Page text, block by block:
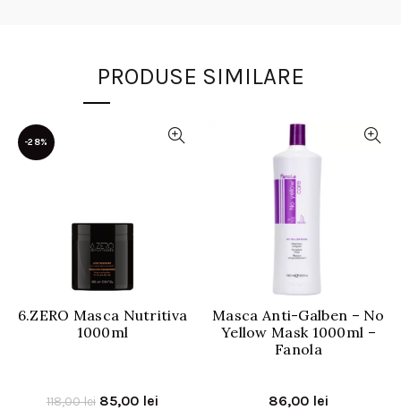
PRODUSE SIMILARE
-28%
6.ZERO Masca Nutritiva
1000ml
118,00lei Prețul
85,00 lei
Masca Anti-Galben – No
Yellow Mask 1000ml –
Fanola
86,00 lei